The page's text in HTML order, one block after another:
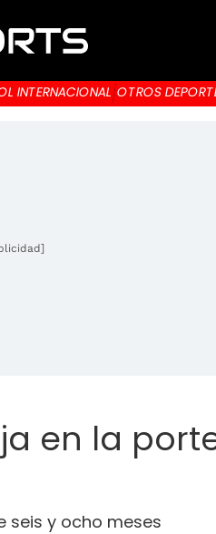
INTERNACIONAL OTROS
en la
seis y ocho meses